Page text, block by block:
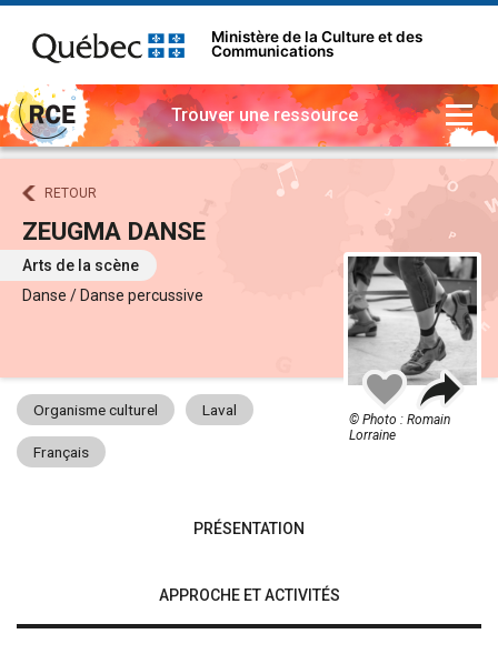
Ministère de la Culture et des
Communications
Trouver une ressource
RETOUR
ZEUGMA DANSE
Arts de la scène
Danse / Danse percussive
Ajouter
mes
© Photo : Romain
Lorraine
Organisme culturel Laval
Français
PRÉSENTATION
APPROCHE ET ACTIVITÉS